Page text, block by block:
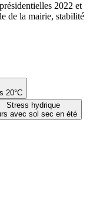
20°C
Stress hydrique
avec sol sec en été
2022 et
de la mairie, stabilité